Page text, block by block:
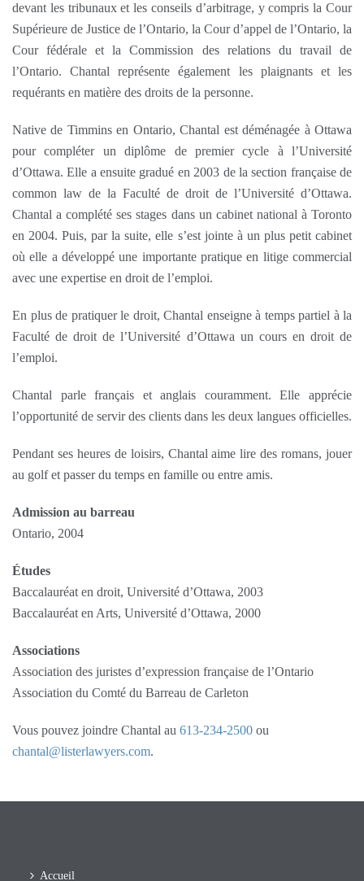
devant les tribunaux et les conseils d’arbitrage, y compris la Cour
Supérieure de Justice de l’Ontario, la Cour d’appel de l’Ontario, la
Cour fédérale et la Commission des relations du travail de
l’Ontario. Chantal représente également les plaignants et les
requérants en matière des droits de la personne.
Native de Timmins en Ontario, Chantal est déménagée à Ottawa
pour compléter un diplôme de premier cycle à l’Université
d’Ottawa. Elle a ensuite gradué en 2003 de la section française de
common law de la Faculté de droit de l’Université d’Ottawa.
Chantal a complété ses stages dans un cabinet national à Toronto
en 2004. Puis, par la suite, elle s’est jointe à un plus petit cabinet
où elle a développé une importante pratique en litige commercial
avec une expertise en droit de l’emploi.
En plus de pratiquer le droit, Chantal enseigne à temps partiel à la
Faculté de droit de l’Université d’Ottawa un cours en droit de
l’emploi.
Chantal parle français et anglais couramment. Elle apprécie
l’opportunité de servir des clients dans les deux langues officielles.
Pendant ses heures de loisirs, Chantal aime lire des romans, jouer
au golf et passer du temps en famille ou entre amis.
Admission au barreau
Ontario, 2004
Études
Baccalauréat en droit, Université d’Ottawa, 2003
Baccalauréat en Arts, Université d’Ottawa, 2000
Associations
Association des juristes d’expression française de l’Ontario
Association du Comté du Barreau de Carleton
Vous pouvez joindre Chantal au 613-234-2500 ou
chantal@listerlawyers.com.
Accueil